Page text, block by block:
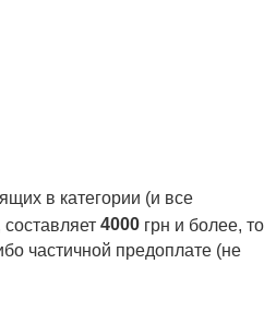
в категории (и все
4000 грн и более, то
частичной предоплате (не